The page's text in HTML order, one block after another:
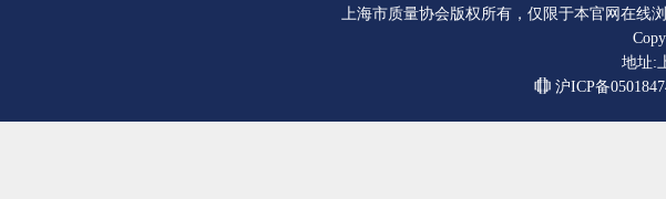
上海市质量协会版权所有，仅限于本官网在线
地址:
沪ICP备